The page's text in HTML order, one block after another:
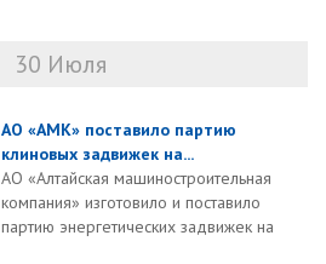
30 Июля
АО «АМК» поставило партию
клиновых задвижек на...
АО «Алтайская машиностроительная
компания» изготовило и поставило
партию энергетических задвижек на